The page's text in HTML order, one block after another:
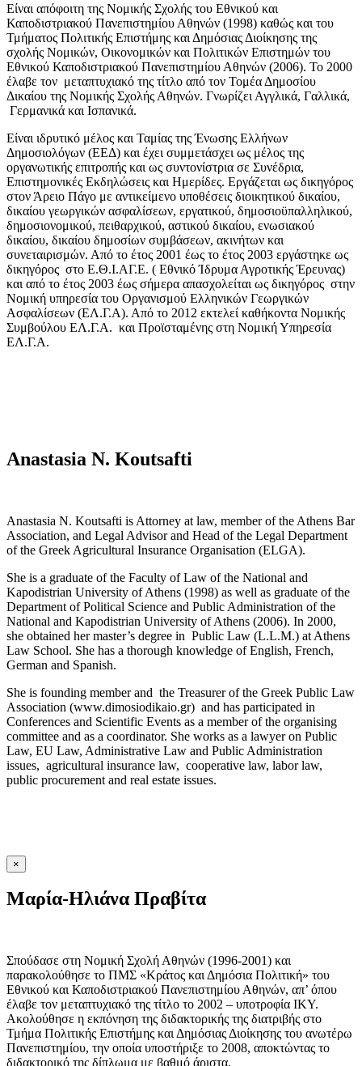
Είναι απόφοιτη της Νομικής Σχολής του Εθνικού και
Καποδιστριακού Πανεπιστημίου Αθηνών (1998) καθώς και του
Τμήματος Πολιτικής Επιστήμης και Δημόσιας Διοίκησης της
σχολής Νομικών, Οικονομικών και Πολιτικών Επιστημών του
Εθνικού Καποδιστριακού Πανεπιστημίου Αθηνών (2006). To 2000
έλαβε τον μεταπτυχιακό της τίτλο από τον Τομέα Δημοσίου
Δικαίου της Νομικής Σχολής Αθηνών. Γνωρίζει Αγγλικά, Γαλλικά,
Γερμανικά και Ισπανικά.
Είναι ιδρυτικό μέλος και Ταμίας της Ένωσης Ελλήνων
Δημοσιολόγων (ΕΕΔ) και έχει συμμετάσχει ως μέλος της
οργανωτικής επιτροπής και ως συντονίστρια σε Συνέδρια,
Επιστημονικές Εκδηλώσεις και Ημερίδες. Εργάζεται ως δικηγόρος
στον Άρειο Πάγο με αντικείμενο υποθέσεις διοικητικού δικαίου,
δικαίου γεωργικών ασφαλίσεων, εργατικού, δημοσιοϋπαλληλικού,
δημοσιονομικού, πειθαρχικού, αστικού δικαίου, ενωσιακού
δικαίου, δικαίου δημοσίων συμβάσεων, ακινήτων και
συνεταιρισμών. Από το έτος 2001 έως το έτος 2003 εργάστηκε ως
δικηγόρος στο Ε.Θ.Ι.ΑΓ.Ε. ( Εθνικό Ίδρυμα Αγροτικής Έρευνας)
και από το έτος 2003 έως σήμερα απασχολείται ως δικηγόρος στην
Νομική υπηρεσία του Οργανισμού Ελληνικών Γεωργικών
Ασφαλίσεων (ΕΛ.Γ.Α). Από το 2012 εκτελεί καθήκοντα Νομικής
Συμβούλου ΕΛ.Γ.Α. και Προϊσταμένης στη Νομική Υπηρεσία
ΕΛ.Γ.Α.
Anastasia N. Koutsafti
Anastasia N. Koutsafti is Attorney at law, member of the Athens Bar
Association, and Legal Advisor and Head of the Legal Department
of the Greek Agricultural Insurance Organisation (ELGA).
She is a graduate of the Faculty of Law of the National and
Kapodistrian University of Athens (1998) as well as graduate of the
Department of Political Science and Public Administration of the
National and Kapodistrian University of Athens (2006). In 2000,
she obtained her master’s degree in Public Law (L.L.M.) at Athens
Law School. She has a thorough knowledge of English, French,
German and Spanish.
She is founding member and the Treasurer of the Greek Public Law
Association (www.dimosiodikaio.gr) and has participated in
Conferences and Scientific Events as a member of the organising
committee and as a coordinator. She works as a lawyer on Public
Law, EU Law, Administrative Law and Public Administration
issues, agricultural insurance law, cooperative law, labor law,
public procurement and real estate issues.
×
Μαρία-Ηλιάνα Πραβίτα
Σπούδασε στη Νομική Σχολή Αθηνών (1996-2001) και
παρακολούθησε το ΠΜΣ «Κράτος και Δημόσια Πολιτική» του
Εθνικού και Καποδιστριακού Πανεπιστημίου Αθηνών, απ’ όπου
έλαβε τον μεταπτυχιακό της τίτλο το 2002 – υποτροφία ΙΚΥ.
Ακολούθησε η εκπόνηση της διδακτορικής της διατριβής στο
Τμήμα Πολιτικής Επιστήμης και Δημόσιας Διοίκησης του ανωτέρω
Πανεπιστημίου, την οποία υποστήριξε το 2008, αποκτώντας το
διδακτορικό της δίπλωμα με βαθμό άριστα.